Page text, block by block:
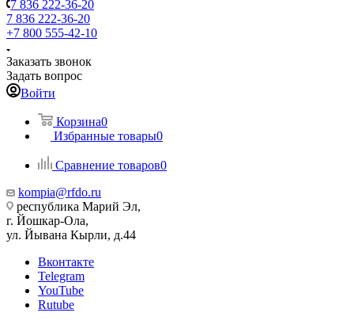
7 836 222-36-20
7 836 222-36-20
+7 800 555-42-10
Заказать звонок
Задать вопрос
Войти
Корзина0
Избранные товары0
Сравнение товаров0
kompia@rfdo.ru
республика Марий Эл,
г. Йошкар-Ола,
ул. Йывана Кырли, д.44
Вконтакте
Telegram
YouTube
Rutube